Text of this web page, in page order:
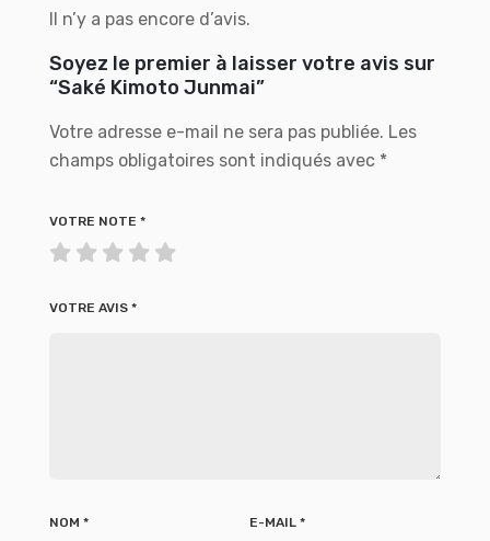
Il n’y a pas encore d’avis.
Soyez le premier à laisser votre avis sur
“Saké Kimoto Junmai”
Votre adresse e-mail ne sera pas publiée. Les
champs obligatoires sont indiqués avec *
VOTRE NOTE *
VOTRE AVIS *
NOM * E-MAIL *